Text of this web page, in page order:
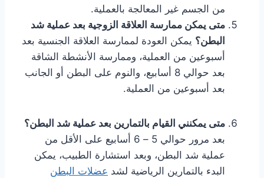
من الجسم غير المعالجة بالعملية.
متى يمكن ممارسة العلاقة الزوجية بعد عملية شد
البطن؟ يمكن العودة لممارسة العلاقة الجنسية بعد
أسبوعين من العملية، وممارسة الأنشطة الشاقة
بعد حوالي 8 أسابيع، والنوم على البطن أو الجانب
بعد أسبوعين من العملية.
متى يمكنني القيام بالتمارين بعد عملية شد البطن؟
بعد مرور حوالي 5 – 6 أسابيع على الأقل من
عملية شد البطن، وبعد استشارة الطبيب، يمكن
البدء بالتمارين الرياضية لشد عضلات البطن